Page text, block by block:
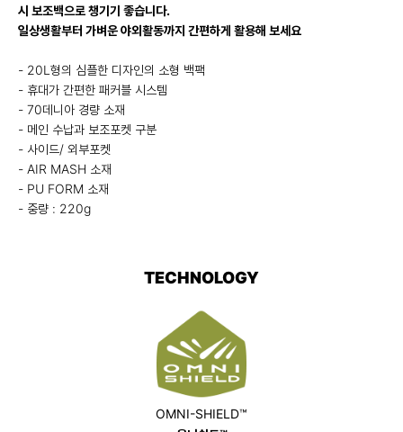
시 보조백으로 챙기기 좋습니다.
일상생활부터 가벼운 야외활동까지 간편하게 활용해 보세요
- 20L형의 심플한 디자인의 소형 백팩
- 휴대가 간편한 패커블 시스템
- 70데니아 경량 소재
- 메인 수납과 보조포켓 구분
- 사이드/ 외부포켓
- AIR MASH 소재
- PU FORM 소재
- 중량 : 220g
TECHNOLOGY
OMNI-SHIELD™